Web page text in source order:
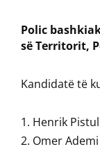
Polic
së Territorit,
Kandidatë të
Henrik
Omer